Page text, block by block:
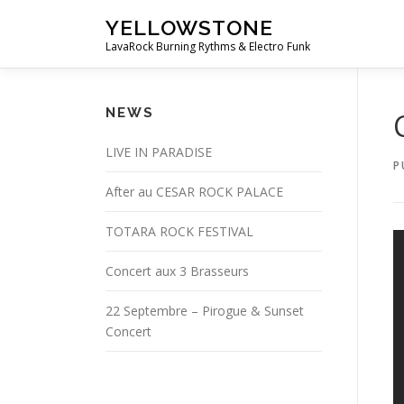
YELLOWSTONE
LavaRock Burning Rythms & Electro Funk
NEWS
LIVE IN PARADISE
After au CESAR ROCK PALACE
TOTARA ROCK FESTIVAL
Concert aux 3 Brasseurs
22 Septembre – Pirogue & Sunset
Concert